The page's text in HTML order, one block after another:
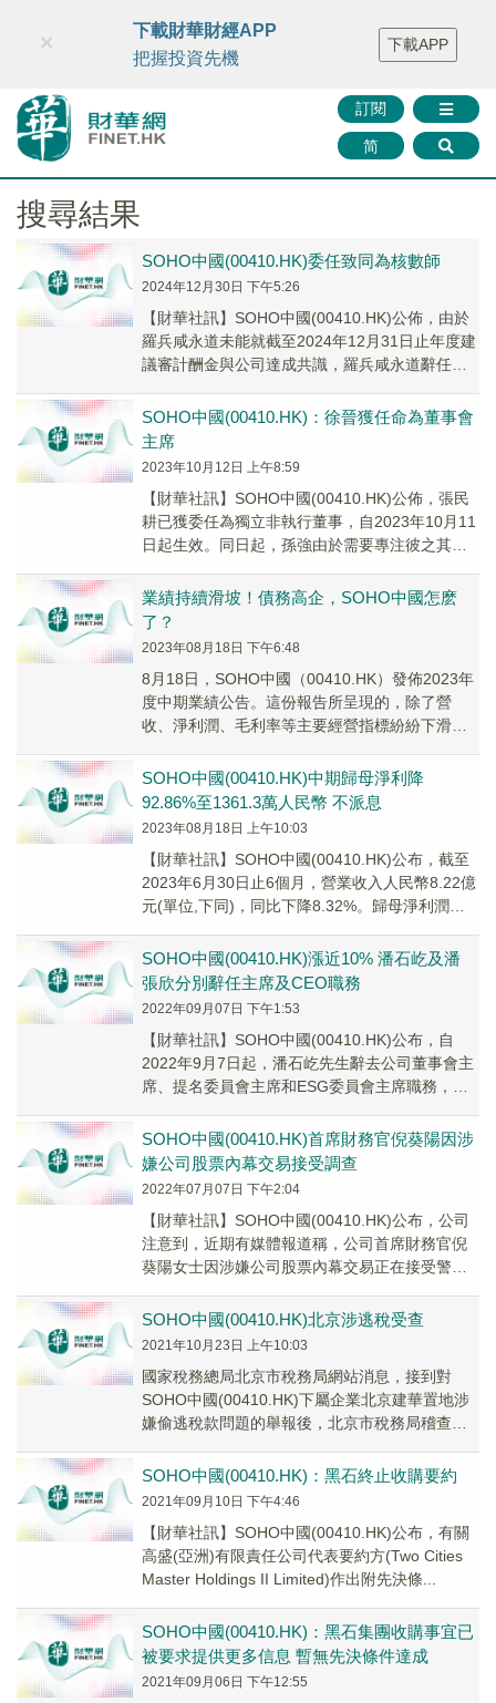
財華智庫網 FINTV FINMETA 財華證券 媒體矩陣
智庫沙龍
聯絡我們
訂閱
简
×
下載財華財經APP
把握投資先機
下載APP
搜尋結果
SOHO中國(00410.HK)委任致同為核數師
2024年12月30日 下午5:26
【財華社訊】SOHO中國(00410.HK)公佈，由於
羅兵咸永道未能就截至2024年12月31日止年度建
議審計酬金與公司達成共識，羅兵咸永道辭任公
SOHO中國(00410.HK)：徐晉獲任命為董事會
主席
2023年10月12日 上午8:59
【財華社訊】SOHO中國(00410.HK)公佈，張民
耕已獲委任為獨立非執行董事，自2023年10月11
日起生效。同日起，孫強由於需要專注彼之其他
業績持續滑坡！債務高企，SOHO中國怎麽
了？
2023年08月18日 下午6:48
8月18日，SOHO中國（00410.HK）發佈2023年
度中期業績公告。這份報告所呈現的，除了營
收、淨利潤、毛利率等主要經營指標紛紛下滑
SOHO中國(00410.HK)中期歸母淨利降
92.86%至1361.3萬人民幣 不派息
2023年08月18日 上午10:03
【財華社訊】SOHO中國(00410.HK)公布，截至
2023年6月30日止6個月，營業收入人民幣8.22億
元(單位,下同)，同比下降8.32%。歸母淨利潤
SOHO中國(00410.HK)漲近10% 潘石屹及潘
張欣分別辭任主席及CEO職務
2022年09月07日 下午1:53
【財華社訊】SOHO中國(00410.HK)公布，自
2022年9月7日起，潘石屹先生辭去公司董事會主
席、提名委員會主席和ESG委員會主席職務，以
SOHO中國(00410.HK)首席財務官倪葵陽因涉
嫌公司股票內幕交易接受調查
2022年07月07日 下午2:04
【財華社訊】SOHO中國(00410.HK)公布，公司
注意到，近期有媒體報道稱，公司首席財務官倪
葵陽女士因涉嫌公司股票內幕交易正在接受警方
SOHO中國(00410.HK)北京涉逃稅受查
2021年10月23日 上午10:03
國家稅務總局北京市稅務局網站消息，接到對
SOHO中國(00410.HK)下屬企業北京建華置地涉
嫌偷逃稅款問題的舉報後，北京市稅務局稽查局
查。
SOHO中國(00410.HK)：黑石終止收購要約
2021年09月10日 下午4:46
【財華社訊】SOHO中國(00410.HK)公布，有關
高盛(亞洲)有限責任公司代表要約方(Two Cities
Master Holdings II Limited)作出附先決條...
SOHO中國(00410.HK)：黑石集團收購事宜已
被要求提供更多信息 暫無先決條件達成
2021年09月06日 下午12:55